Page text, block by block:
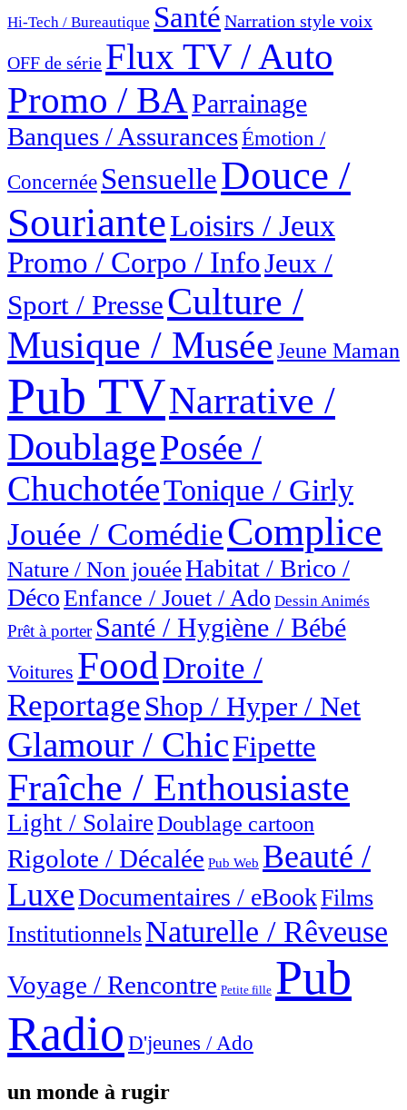
Hi-Tech / Bureautique Santé Narration style voix
OFF de série Flux TV / Auto
Promo / BAParrainage
Banques / AssurancesÉmotion /
Concernée SensuelleDouce /
SourianteLoisirs / Jeux
Promo / Corpo / InfoJeux /
Sport / PresseCulture /
Musique / MuséeJeune Maman
Pub TVNarrative /
DoublagePosée /
ChuchotéeTonique / Girly
Jouée / ComédieComplice
Nature / Non jouéeHabitat / Brico /
DécoEnfance / Jouet / Ado Dessin Animés
Prêt à porter Santé / Hygiène / Bébé
Voitures FoodDroite /
Reportage Shop / Hyper / Net
Glamour / ChicFipette
Fraîche / Enthousiaste
Light / SolaireDoublage cartoon
Rigolote / Décalée Pub Web Beauté /
LuxeDocumentaires / eBookFilms
InstitutionnelsNaturelle / Rêveuse
Voyage / Rencontre Petite fille Pub
Radio D'jeunes / Ado
un monde à rugir